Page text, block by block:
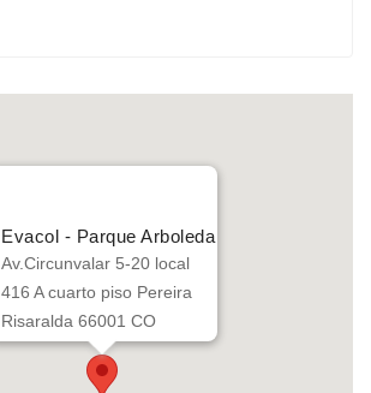
Evacol - Parque Arboleda
Av.Circunvalar 5-20 local
416 A cuarto piso Pereira
Risaralda 66001 CO